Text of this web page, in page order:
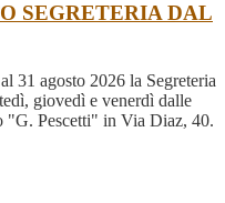
SEGRETERIA DAL
31 agosto 2026 la Segreteria
giovedì e venerdì dalle
"G. Pescetti" in Via Diaz, 40.